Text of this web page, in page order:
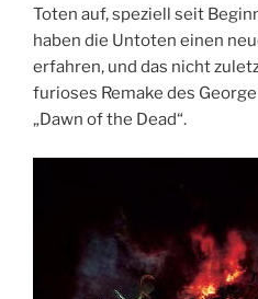
Toten auf, speziell seit
haben die Untoten einen
erfahren, und das nicht
furioses Remake des
„Dawn of the Dead“.